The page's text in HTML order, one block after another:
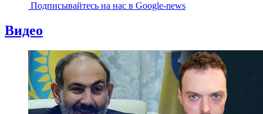
Подписывайтесь на наc в Google-news
Видео